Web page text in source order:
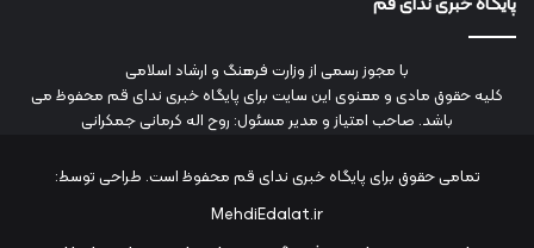
با مجوز رسمی از وزارت فرهنگ و ارشاد اسلامی
کلیه حقوق مادی و معنوی این سایت برای پایگاه خبری ندای قم محفوظ می
باشد. صاحب امتیاز و مدیر مسئول: روح اله کرمانی جمکرانی
تمامی حقوق برای پایگاه خبری ندای قم محفوظ است. طراحی توسط:
MehdiEdalat.ir